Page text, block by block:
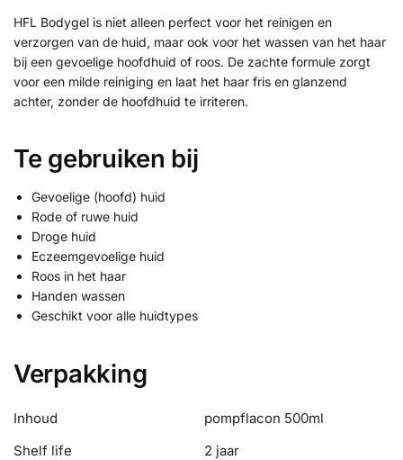
HFL Bodygel is niet alleen perfect voor het reinigen en
verzorgen van de huid, maar ook voor het wassen van het haar
bij een gevoelige hoofdhuid of roos. De zachte formule zorgt
voor een milde reiniging en laat het haar fris en glanzend
achter, zonder de hoofdhuid te irriteren.
Te gebruiken bij
Gevoelige (hoofd) huid
Rode of ruwe huid
Droge huid
Eczeemgevoelige huid
Roos in het haar
Handen wassen
Geschikt voor alle huidtypes
Verpakking
Inhoud
pompflacon 500ml
Shelf life
2 jaar